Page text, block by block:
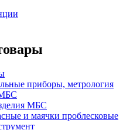
приборы, метрология
МБС
и маячки проблесковые